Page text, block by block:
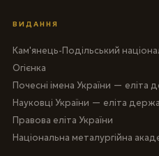
ВИДАННЯ
Кам'янець-Подільський
Огієнка
Почесні імена України — еліта
Науковці України — еліта
Правова еліта України
Національна металургійна